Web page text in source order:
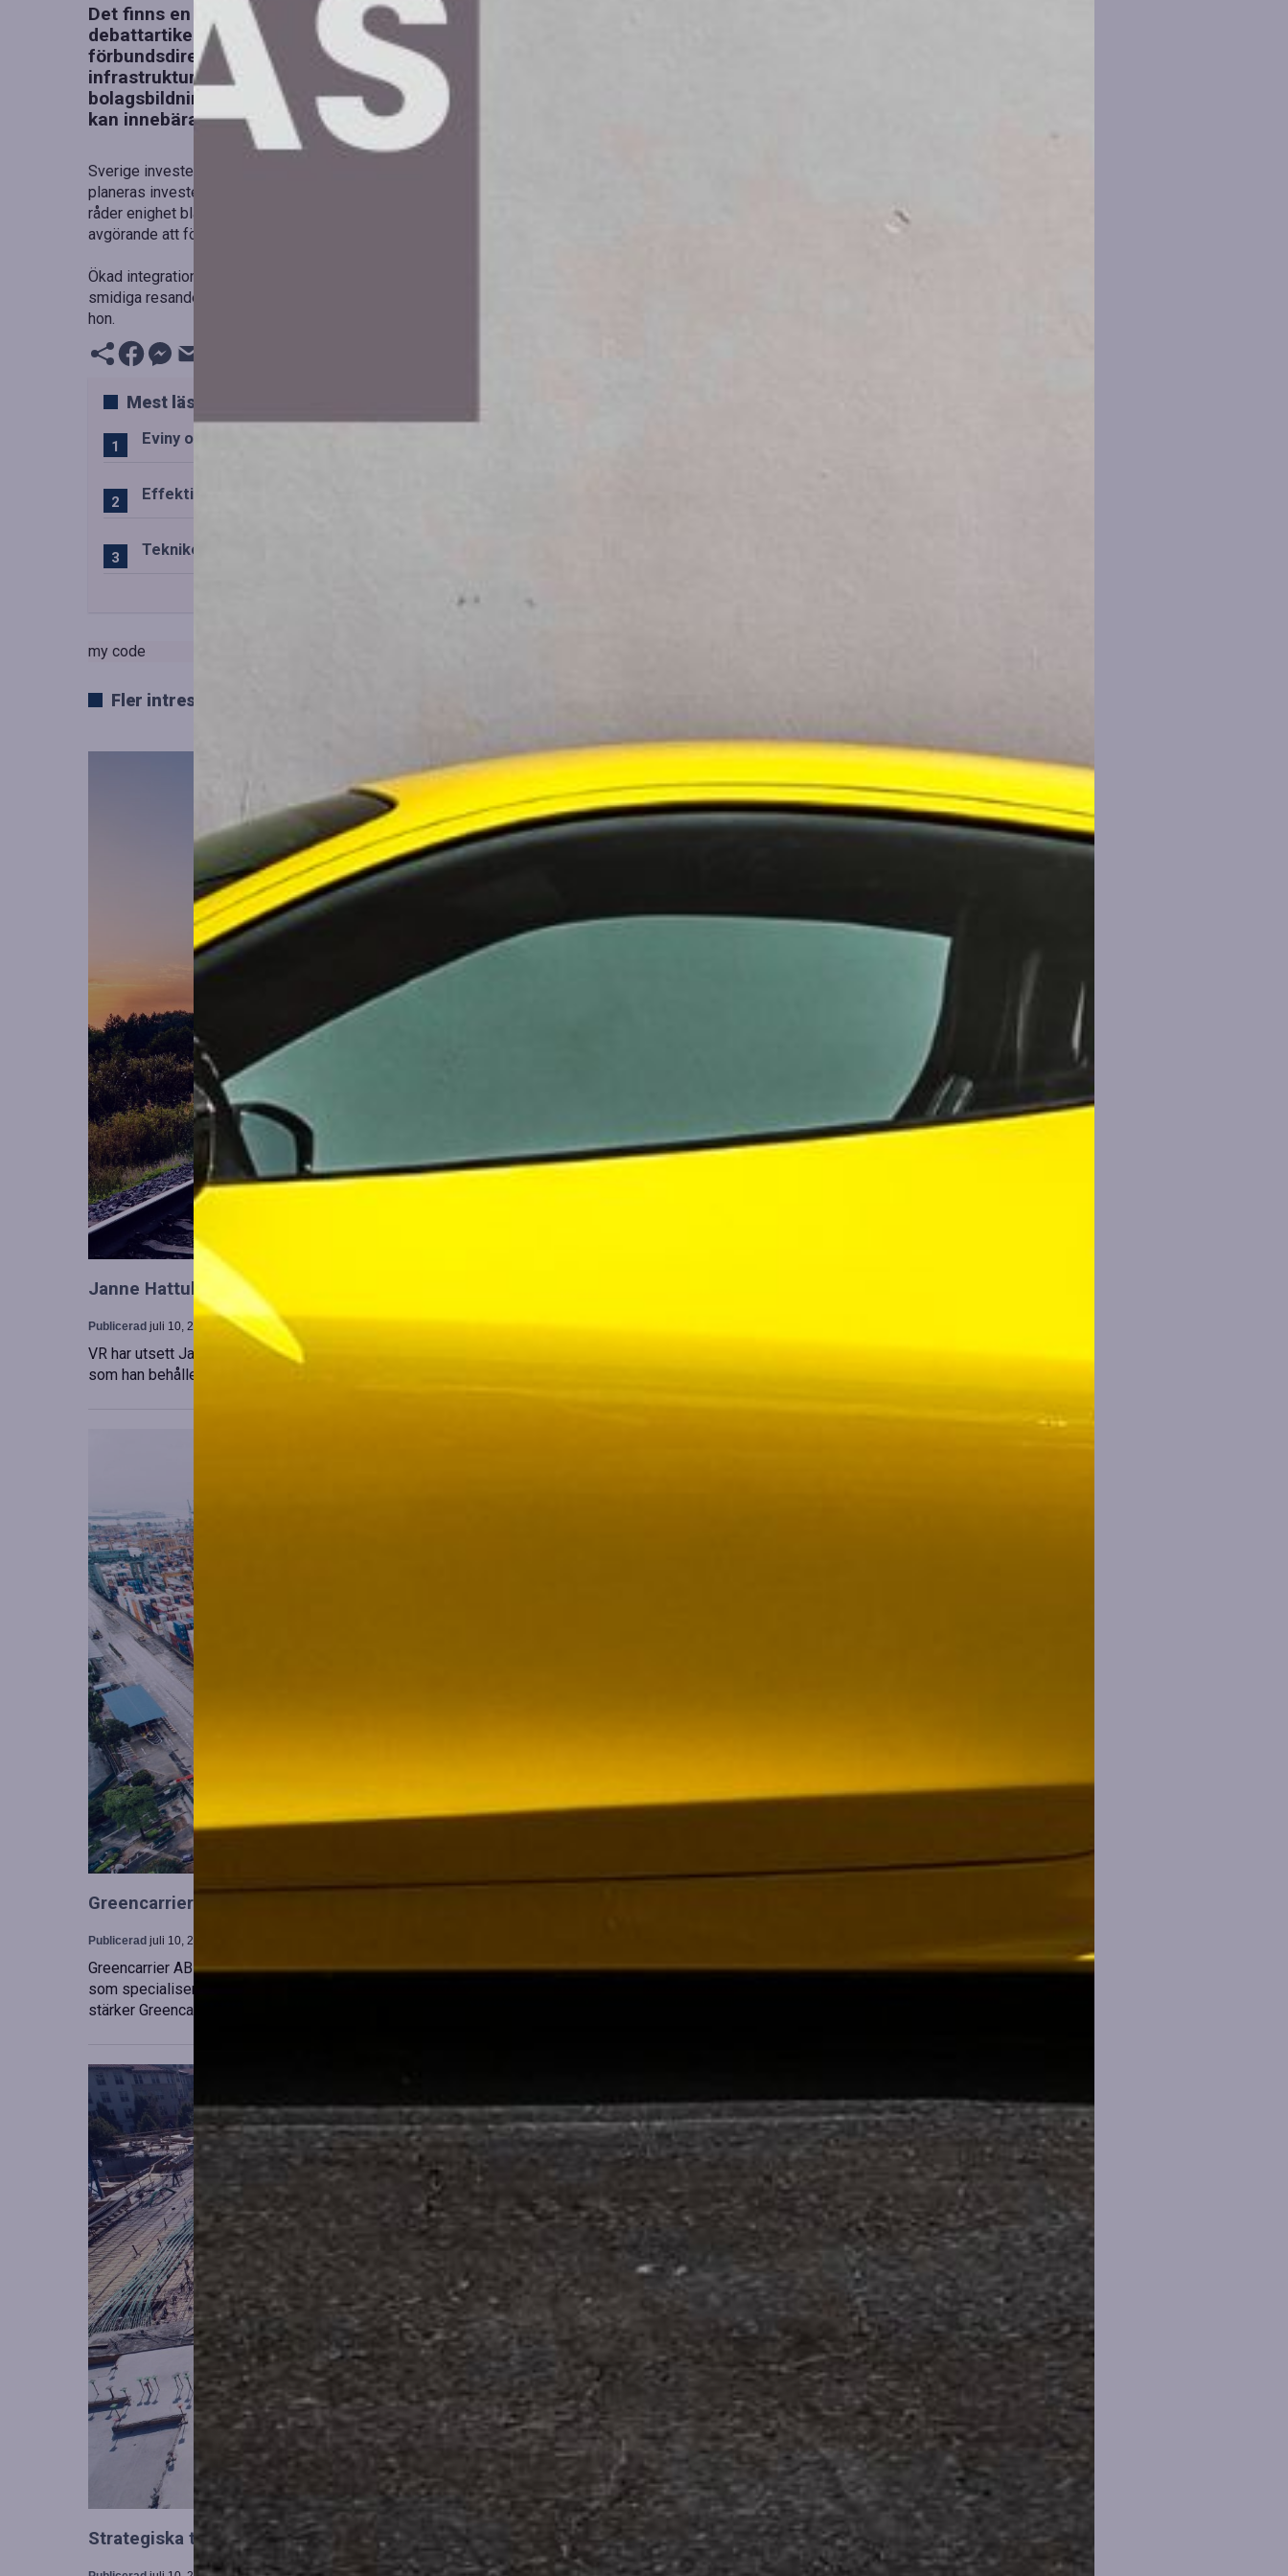
Det finns en unik möjlighet för regeringen att vidta viktiga åtgärder. I en
debattartikel i Dagens Industri uttrycker bland annat Pierre Sandberg,
förbundsdirektör för Tågföretagen, ett klart meddelande till
infrastrukturminister Andreas Carlson: missa inte framtidståget som
bolagsbildningen och alternativa genomförande- och finansieringslösningar
kan innebära.
Sverige investerar betydande belopp i sin infrastruktur. Under de kommande tolv åren fram till 2037
planeras investeringar på hela 1,230 miljarder kronor. Även om summan kan verka överväldigande,
råder enighet bland näringsliv, Försvarsmakt och politiska partier – över blockgränserna – att det är
avgörande att förbättra gods- och pendlingsflöden i hela landet.
Ökad integration är avgörande; järnvägen måste kopplas samman med väg, sjöfart och flyg. Det
smidiga resandet, ofta i form av pendling, är centralt för att uppnå en effektiv infrastruktur, säger
hon.
Mest lästa
Eviny och Statkraft förenar snabbladdningstjänster i Norden
Effektiv drift av trafiktekniska system i Sverige
Teknikens roll i den svenska spelupplevelsen
my code
Fler intressanta artiklar
Janne Hattula tillträder som ny ledare för VR City Traffic i Sverige och Finland
Publicerad juli 10, 2026
VR har utsett Janne Hattula att leda verksamheten för upphandlad kollektivtrafik i Sverige, samtidigt
som han behåller sitt ansvar i Finland. Detta sker i kölvattnet av Johan Oscarssons avsked från…
Greencarrier utökar sin verksamhet genom förvärv av Containerhandel CARU
Publicerad juli 10, 2026
Greencarrier AB har förvärvat en majoritetsandel i Containerhandel CARU AB, ett svenskt företag
som specialiserar sig på försäljning, uthyrning och skräddarsydda containerlösningar. Detta förvärv
stärker Greencarriers ställning inom containersektorn och…
Strategiska tillskott till OHLA Sveriges ledning